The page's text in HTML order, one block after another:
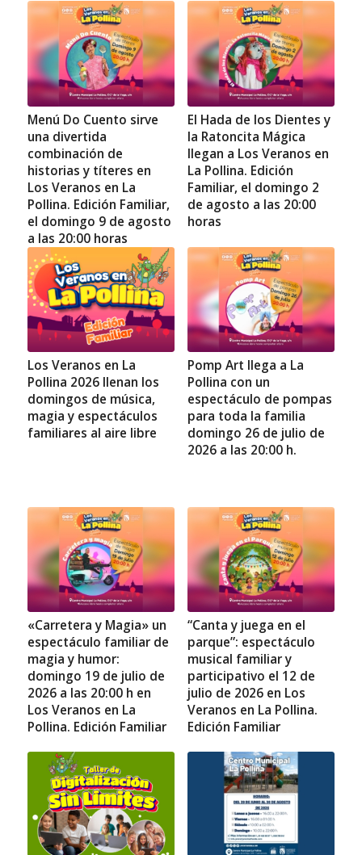
Menú Do Cuento sirve
una divertida
combinación de
historias y títeres en
Los Veranos en La
Pollina. Edición Familiar,
el domingo 9 de agosto
a las 20:00 horas
El Hada de los Dientes y
la Ratoncita Mágica
llegan a Los Veranos en
La Pollina. Edición
Familiar, el domingo 2
de agosto a las 20:00
horas
Los Veranos en La
Pollina 2026 llenan los
domingos de música,
magia y espectáculos
familiares al aire libre
Pomp Art llega a La
Pollina con un
espectáculo de pompas
para toda la familia
domingo 26 de julio de
2026 a las 20:00 h.
«Carretera y Magia» un
espectáculo familiar de
magia y humor:
domingo 19 de julio de
2026 a las 20:00 h en
Los Veranos en La
Pollina. Edición Familiar
“Canta y juega en el
parque”: espectáculo
musical familiar y
participativo el 12 de
julio de 2026 en Los
Veranos en La Pollina.
Edición Familiar